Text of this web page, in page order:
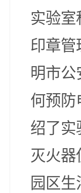
实验室
印章管
明市公
何预防
绍了实
灭火
园区